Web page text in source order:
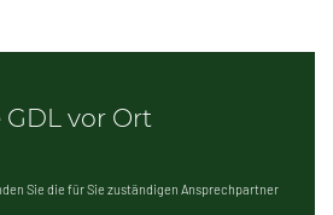
GDL vor Ort
Sie die für Sie zuständigen Ansprechpartner